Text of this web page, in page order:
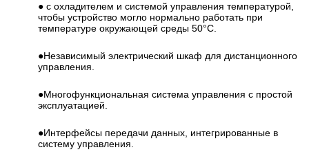
● с охладителем и системой управления температурой,
чтобы устройство могло нормально работать при
температуре окружающей среды 50°C.
●Независимый электрический шкаф для дистанционного
управления.
●Многофункциональная система управления с простой
эксплуатацией.
●Интерфейсы передачи данных, интегрированные в
систему управления.